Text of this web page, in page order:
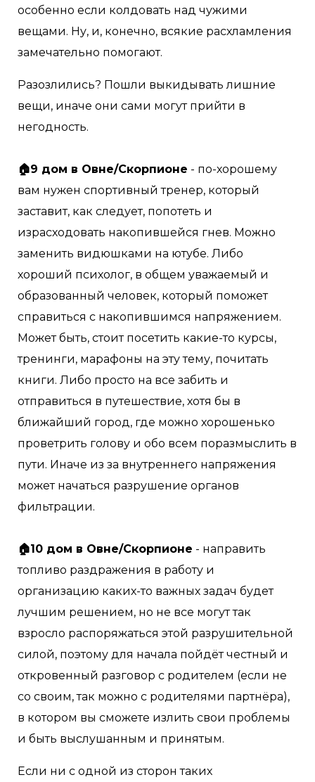
особенно если колдовать над чужими
вещами. Ну, и, конечно, всякие расхламления
замечательно помогают.
Разозлились? Пошли выкидывать лишние
вещи, иначе они сами могут прийти в
негодность. ⠀
🏠9 дом в Овне/Скорпионе - по-хорошему
вам нужен спортивный тренер, который
заставит, как следует, попотеть и
израсходовать накопившейся гнев. Можно
заменить видюшками на ютубе. Либо
хороший психолог, в общем уважаемый и
образованный человек, который поможет
справиться с накопившимся напряжением.
Может быть, стоит посетить какие-то курсы,
тренинги, марафоны на эту тему, почитать
книги. Либо просто на все забить и
отправиться в путешествие, хотя бы в
ближайший город, где можно хорошенько
проветрить голову и обо всем поразмыслить в
пути. Иначе из за внутреннего напряжения
может начаться разрушение органов
фильтрации. ⠀
🏠10 дом в Овне/Скорпионе - направить
топливо раздражения в работу и
организацию каких-то важных задач будет
лучшим решением, но не все могут так
взросло распоряжаться этой разрушительной
силой, поэтому для начала пойдёт честный и
откровенный разговор с родителем (если не
со своим, так можно с родителями партнёра),
в котором вы сможете излить свои проблемы
и быть выслушанным и принятым.
Если ни с одной из сторон таких